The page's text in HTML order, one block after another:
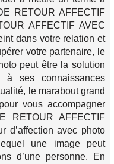
RETOUR AFFECTIF
AFFECTIF AVEC
dans votre relation et
votre partenaire, le
peut être la solution
à ses connaissances
le marabout grand
vous accompagner
RETOUR AFFECTIF
d’affection avec photo
une image peut
d’une personne. En